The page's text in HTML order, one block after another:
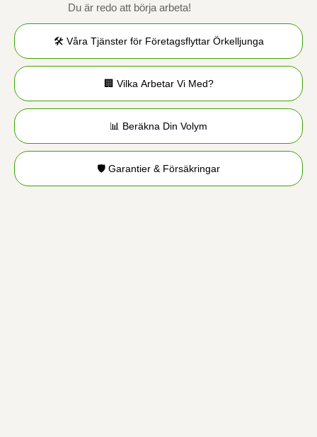
🛠️ Våra Tjänster för Företagsflyttar Örkelljunga
🏢 Vilka Arbetar Vi Med?
📊 Beräkna Din Volym
🛡️ Garantier & Försäkringar
Du är redo att börja arbeta!